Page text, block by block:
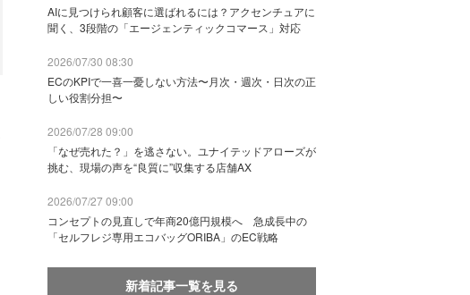
AIに見つけられ顧客に選ばれるには？アクセンチュアに
聞く、3段階の「エージェンティックコマース」対応
2026/07/30 08:30
ECのKPIで一喜一憂しない方法〜月次・週次・日次の正
しい役割分担〜
2026/07/28 09:00
「なぜ売れた？」を逃さない。ユナイテッドアローズが
挑む、現場の声を“良質に”収集する店舗AX
2026/07/27 09:00
コンセプトの見直しで年商20億円規模へ 急成長中の
「セルフレジ専用エコバッグORIBA」のEC戦略
新着記事一覧を見る